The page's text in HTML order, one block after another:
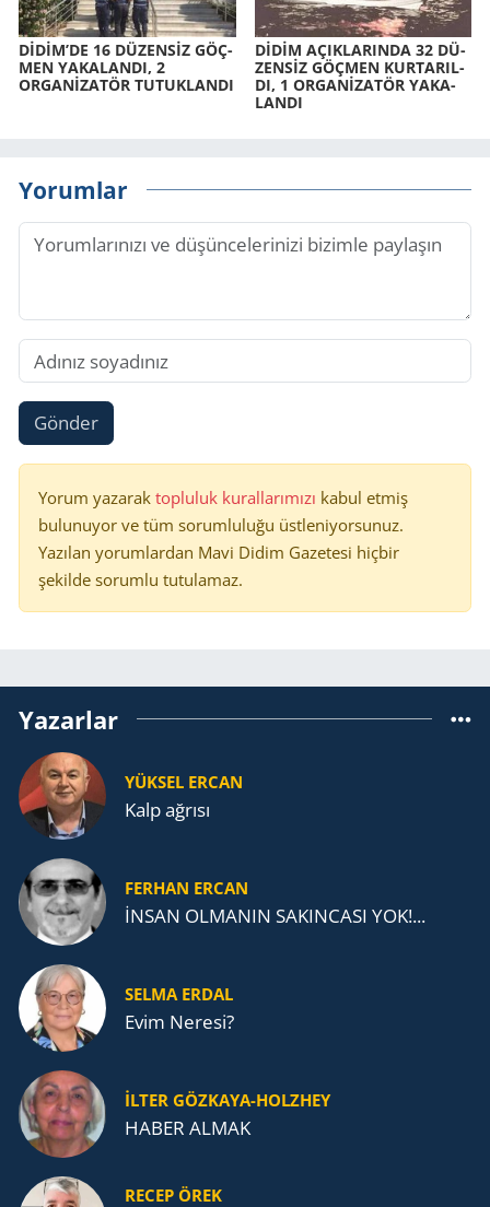
DİDİM’DE 16 DÜ­ZENSİZ GÖÇ­
MEN YA­KA­LAN­DI, 2
ORGANİZATÖR TU­TUK­LAN­DI
DİDİM AÇIK­LA­RIN­DA 32 DÜ­
ZENSİZ GÖÇ­MEN KUR­TA­RIL­
DI, 1 ORGANİZATÖR YA­KA­
LAN­DI
Yorumlar
Gönder
Yorum yazarak topluluk kurallarımızı kabul etmiş
bulunuyor ve tüm sorumluluğu üstleniyorsunuz.
Yazılan yorumlardan Mavi Didim Gazetesi hiçbir
şekilde sorumlu tutulamaz.
Yazarlar
YÜKSEL ERCAN
Kalp ağrısı
FERHAN ERCAN
İNSAN OLMANIN SAKINCASI YOK!...
SELMA ERDAL
Evim Neresi?
İLTER GÖZKAYA-HOLZHEY
HABER ALMAK
RECEP ÖREK